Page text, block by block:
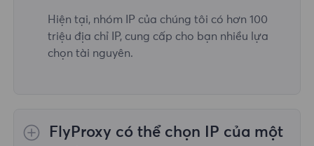
Hiện tại, nhóm IP của chúng tôi có hơn 100
triệu địa chỉ IP, cung cấp cho bạn nhiều lựa
chọn tài nguyên.
FlyProxy có thể chọn IP của một